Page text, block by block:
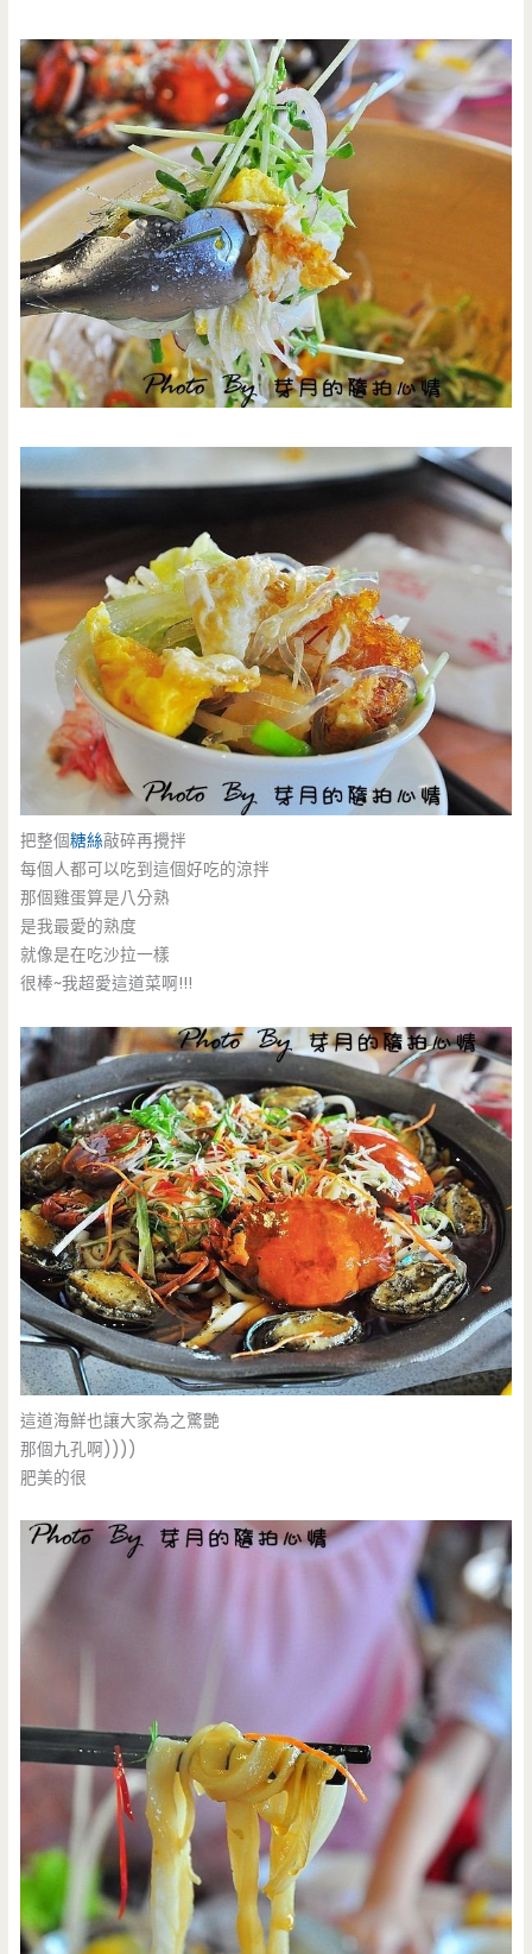
把整個糖絲敲碎再攪拌
每個人都可以吃到這個好吃的涼拌
那個雞蛋算是八分熟
是我最愛的熟度
就像是在吃沙拉一樣
很棒~我超愛這道菜啊!!!
這道海鮮也讓大家為之驚艷
那個九孔啊))))
肥美的很